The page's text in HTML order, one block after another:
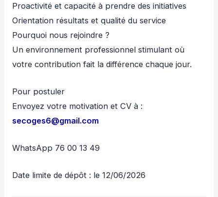
Proactivité et capacité à prendre des initiatives
Orientation résultats et qualité du service
Pourquoi nous rejoindre ?
Un environnement professionnel stimulant où
votre contribution fait la différence chaque jour.
Pour postuler
Envoyez votre motivation et CV à :
secoges6@gmail.com
WhatsApp 76 00 13 49
Date limite de dépôt : le 12/06/2026